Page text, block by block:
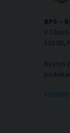
BPS –
V Tůních
120 00,
Byznys